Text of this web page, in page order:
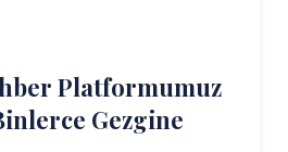
Platformumuz
Gezgine